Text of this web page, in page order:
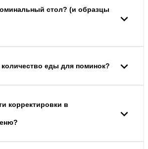
стол? (и образцы
количество еды для поминок?
корректировки в